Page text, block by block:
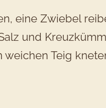
eine Zwiebel
und
weichen Teig